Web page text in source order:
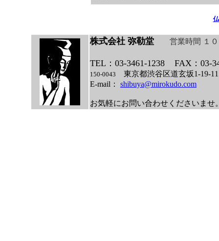
株式会社 弥勒堂 営業時間 １
TEL：03-3461-1238 FAX：03-
150-0043
東京都渋谷区道玄坂1-
E-mail： shibuya@mirokudo.com
お気軽にお問い合わせくださいませ